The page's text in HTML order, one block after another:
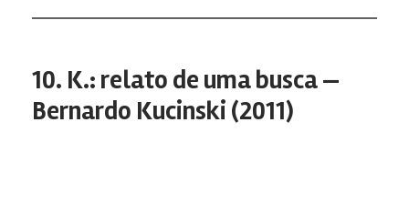
10. K.: relato de uma busca —
Bernardo Kucinski (2011)